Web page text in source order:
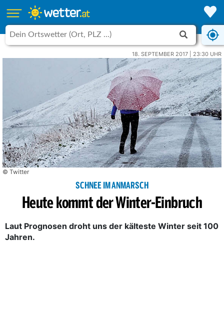
18. SEPTEMBER 2017 | 23:30 UHR
© Twitter
SCHNEE IM ANMARSCH
Heute kommt der Winter-Einbruch
Laut Prognosen droht uns der kälteste Winter seit 100
Jahren.